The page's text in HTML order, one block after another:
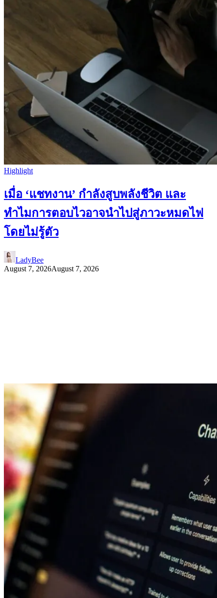
Highlight
เมื่อ ‘แชทงาน’ กำลังสูบพลังชีวิต และ
ทำไมการตอบไวอาจนำไปสู่ภาวะหมดไฟ
โดยไม่รู้ตัว
LadyBee
August 7, 2026August 7, 2026